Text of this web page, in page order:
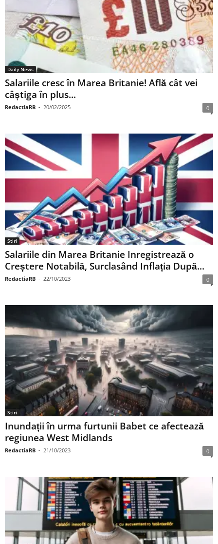
Daily News
Salariile cresc în Marea Britanie! Află cât vei
câștiga în plus...
RedactiaRB - 20/02/2025 0
Stiri
Salariile din Marea Britanie Inregistrează o
Creștere Notabilă, Surclasând Inflația După...
RedactiaRB - 22/10/2023 0
Stiri
Inundații în urma furtunii Babet ce afectează
regiunea West Midlands
RedactiaRB - 21/10/2023 0